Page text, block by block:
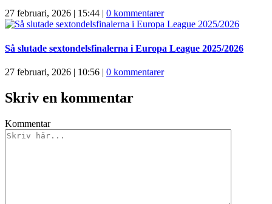
27 februari, 2026 | 15:44 | 0 kommentarer
Så slutade sextondelsfinalerna i Europa League 2025/2026
27 februari, 2026 | 10:56 | 0 kommentarer
Skriv en kommentar
Kommentar